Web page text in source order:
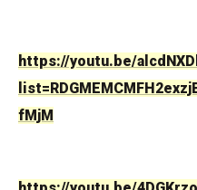
https://youtu.be/
fMjM